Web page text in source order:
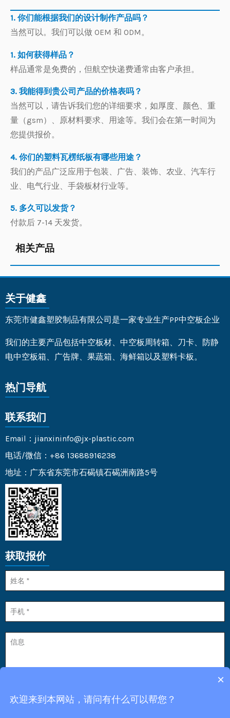
1. 你们能根据我们的设计制作产品吗？
当然可以。我们可以做 OEM 和 ODM。
1. 如何获得样品？
样品通常是免费的，但航空快递费通常由客户承担。
3. 我能得到贵公司产品的价格表吗？
当然可以，请告诉我们您的详细要求，如厚度、颜色、重
量（gsm）、原材料要求、用途等。我们会在第一时间为
您提供报价。
4. 你们的塑料瓦楞纸板有哪些用途？
我们的产品广泛应用于包装、广告、装饰、农业、汽车行
业、电气行业、手袋板材行业等。
5. 多久可以发货？
付款后 7-14 天发货。
相关产品
关于健鑫
东莞市健鑫塑胶制品有限公司是一家专业生产PP中空板企业
我们的主要产品包括中空板材、中空板周转箱、刀卡、防静
电中空板箱、广告牌、果蔬箱、海鲜箱以及塑料卡板。
热门导航
联系我们
Email：jianxininfo@jx-plastic.com
电话/微信：+86 13688916238
地址：广东省东莞市石碣镇石碣洲南路5号
获取报价
点击发送
×
欢迎来到本网站，请问有什么可以帮您？